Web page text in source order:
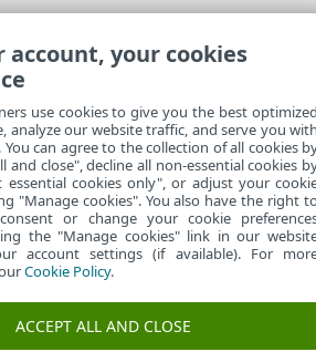
account, your cookies
use cookies to give you the best
analyze our website traffic, and serve you
You can agree to the collection of all cookies
and close", decline all non-essential cookies
essential cookies only", or adjust your
"Manage cookies". You also have the right
or change your cookie
the "Manage cookies" link in our
account settings (if available). For
Cookie Policy.
ACCEPT ALL AND CLOSE